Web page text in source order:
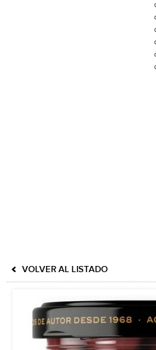
VOLVER AL LISTADO